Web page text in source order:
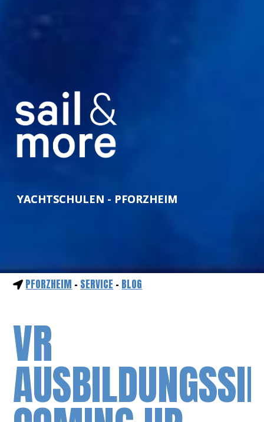
YACHTSCHULEN - PFORZHEIM
PFORZHEIM - SERVICE - BLOG
VR